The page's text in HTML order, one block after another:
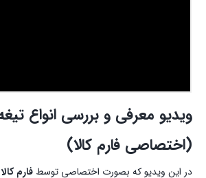
ویدیو معرفی و بررسی انواع
(اختصاصی فارم کالا)
در این ویدیو که بصورت اختصاصی توسط فارم کالا